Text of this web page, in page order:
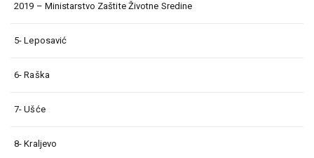
2019 – Ministarstvo Zaštite Životne Sredine
5- Leposavić
6- Raška
7- Ušće
8- Kraljevo